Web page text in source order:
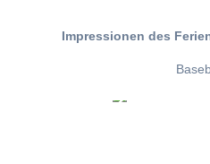
Impressionen des